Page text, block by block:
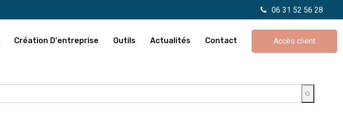
06 31 52 56 28
Création D'entreprise Outils Actualités Contact Accès client